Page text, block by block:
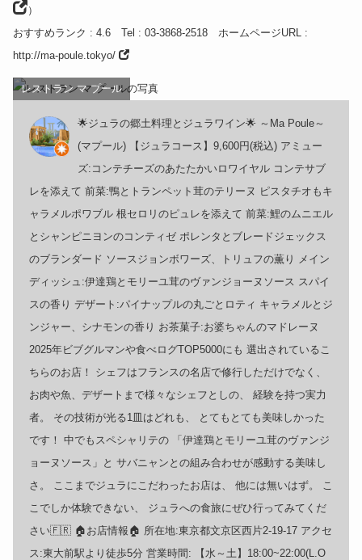
）
おすすめランク : 4.6 Tel : 03-3868-2518 ホームページURL:
http://ma-poule.tokyo/
レストラン マ プール
🌟ジュラの郷土料理とジュラワイン🌟 ～Ma Poule～
(マプール) 【ジュラコース】9,600円(税込) アミュー
ズ:コンテチーズのあたたかいロワイヤル コンテサブ
レを添えて 前菜:鴨とトランペット茸のテリーヌ ピスタチオもキ
ャラメルポワブル 根セロリのピュレを添えて 前菜:鯉のムニエル
とシャンピニヨンのコンティゼ ポレンタとブレードジェックス
のブランダード ソースジョンボワーズ、トリュフの薫り メイン
ディッシュ:伊達鶏とモリーユ茸のヴァンジョーヌソース スパイ
スの香り デザート:パイナップルの丸ごとロティ キャラメルとジ
ンジャー、シナモンの香り お茶菓子:お婆ちゃんのマドレーヌ
2025年ビブグルマンや食べログTOP5000にも 選出されているこ
ちらのお店！ シェフはフランスの名店で修行しただけでなく、
お肉や魚、デザートまで様々なシェフとしの、 経験を持つ実力
者。 その技術が光る1皿はどれも、 とてもとても美味しかった
です！ 中でもスペシャリテの 「伊達鶏とモリーユ茸のヴァンジ
ョーヌソース」と サバニャンとの組み合わせが感動する美味し
さ。 ここまでジュラにこだわったお店は、 他には無いはず。 こ
こでしか体験できない、 ジュラへの食旅にぜひ行ってみてくだ
さい🇫🇷 🏠お店情報🏠 所在地:東京都文京区西片2-19-17 アクセ
ス:東大前駅より徒歩5分 営業時間: 【水～土】18:00~22:00(L.O